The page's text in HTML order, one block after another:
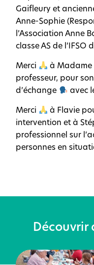
Gaifleury et
Anne-Sophie
l’Association Anne
classe AS de l’IFSO
Merci
à Madame
professeur, pour
d’échange
avec
Merci
à Flavie
intervention et à
professionnel sur
personnes en
Découvrir